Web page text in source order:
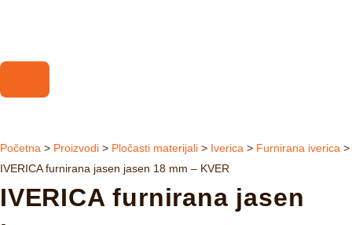
Početna > Proizvodi > Pločasti materijali > Iverica > Furnirana iverica >
IVERICA furnirana jasen jasen 18 mm – KVER
IVERICA furnirana jasen